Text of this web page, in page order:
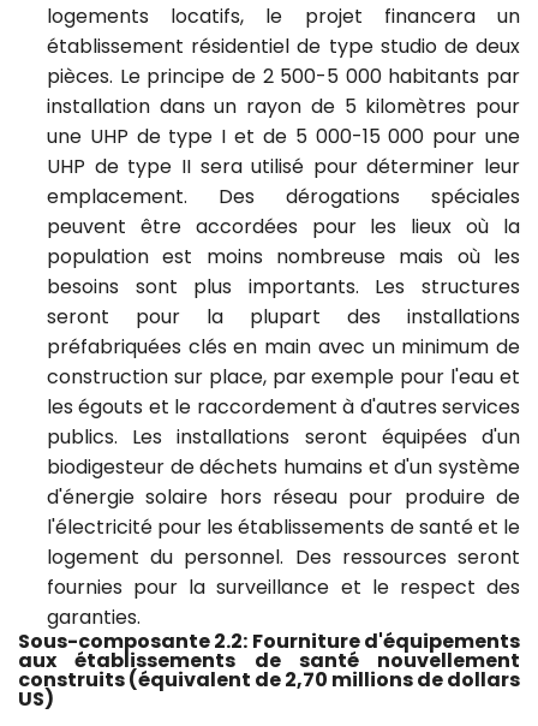
logements locatifs, le projet financera un
établissement résidentiel de type studio de deux
pièces. Le principe de 2 500-5 000 habitants par
installation dans un rayon de 5 kilomètres pour
une UHP de type I et de 5 000-15 000 pour une
UHP de type II sera utilisé pour déterminer leur
emplacement. Des dérogations spéciales
peuvent être accordées pour les lieux où la
population est moins nombreuse mais où les
besoins sont plus importants. Les structures
seront pour la plupart des installations
préfabriquées clés en main avec un minimum de
construction sur place, par exemple pour l'eau et
les égouts et le raccordement à d'autres services
publics. Les installations seront équipées d'un
biodigesteur de déchets humains et d'un système
d'énergie solaire hors réseau pour produire de
l'électricité pour les établissements de santé et le
logement du personnel. Des ressources seront
fournies pour la surveillance et le respect des
garanties.
Sous-composante 2.2: Fourniture d'équipements
aux établissements de santé nouvellement
construits(équivalent de 2,70 millions de dollars
US)